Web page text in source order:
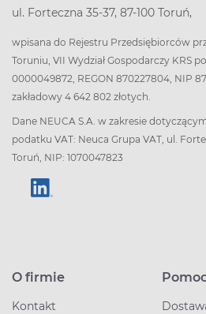
ul. Forteczna 35-37, 87-100 Toruń,
wpisana do Rejestru Przedsiębiorców
Toruniu, VII Wydział Gospodarczy KRS
0000049872, REGON 870227804, NIP
zakładowy 4 642 802 złotych.
Dane NEUCA S.A. w zakresie
podatku VAT: Neuca Grupa VAT, ul.
Toruń, NIP: 1070047823
O firmie
Kontakt